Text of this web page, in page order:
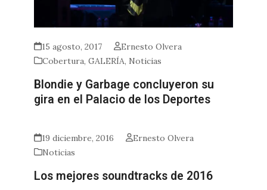
15 agosto, 2017
Ernesto Olvera
Cobertura,GALERÍA, Noticias
Blondie y Garbage concluyeron su
gira en el Palacio de los Deportes
19 diciembre, 2016
Ernesto Olvera
Noticias
Los mejores soundtracks de 2016